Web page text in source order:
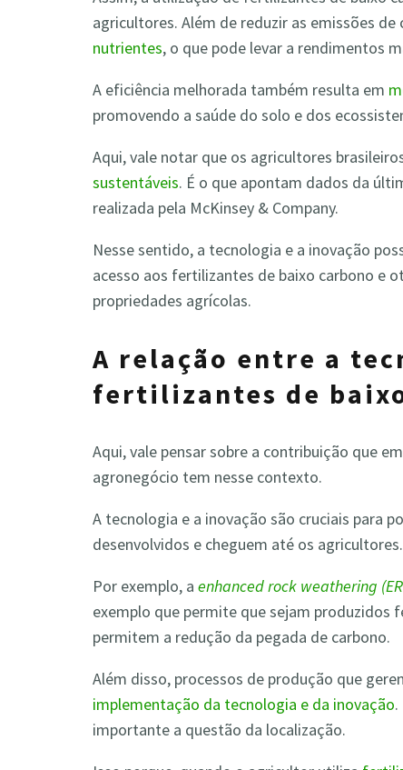
agricultores. Além de reduzir as emissões de
nutrientes, o que pode levar a rendimentos
A eficiência melhorada também resulta em
promovendo a saúde do solo e dos
Aqui, vale notar que os agricultores
sustentáveis. É o que apontam dados da
realizada pela McKinsey & Company.
Nesse sentido, a tecnologia e a inovação
acesso aos fertilizantes de baixo carbono e
propriedades agrícolas.
A relação entre a
fertilizantes de
Aqui, vale pensar sobre a contribuição que
agronegócio tem nesse contexto.
A tecnologia e a inovação são cruciais para
desenvolvidos e cheguem até os agricultores.
Por exemplo, a enhanced rock weathering
exemplo que permite que sejam produzidos
permitem a redução da pegada de carbono.
Além disso, processos de produção que
implementação da tecnologia e da inovação
importante a questão da localização.